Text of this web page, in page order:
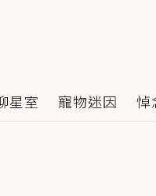
星室 寵物迷因 悼